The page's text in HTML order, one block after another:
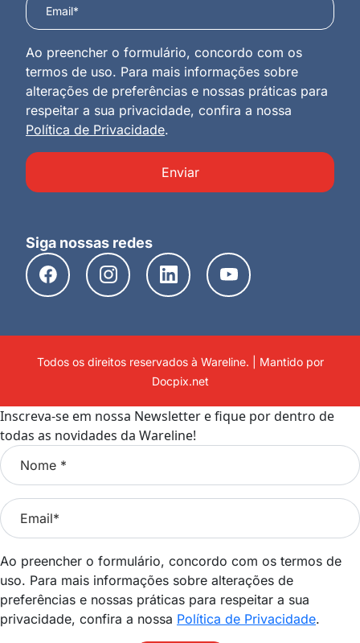
Ao preencher o formulário, concordo com os
termos de uso. Para mais informações sobre
alterações de preferências e nossas práticas para
respeitar a sua privacidade, confira a nossa
Política de Privacidade.
Enviar
Siga nossas redes
Todos os direitos reservados à Wareline. | Mantido por
Docpix.net
Inscreva-se em nossa Newsletter e fique por dentro de
todas as novidades da Wareline!
Ao preencher o formulário, concordo com os termos de
uso. Para mais informações sobre alterações de
preferências e nossas práticas para respeitar a sua
privacidade, confira a nossa Política de Privacidade.